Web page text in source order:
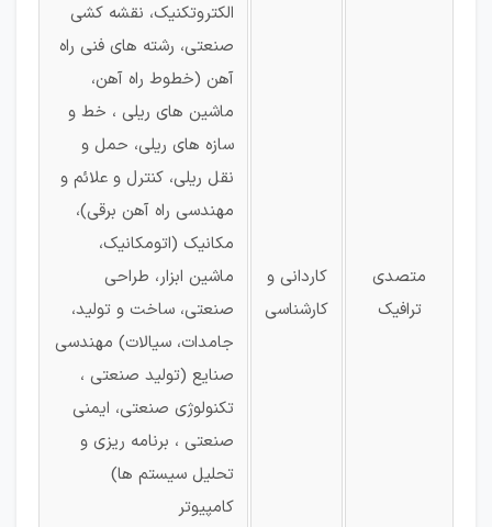
متصدی
ترافیک
کاردانی و
کارشناسی
الکتروتکنیک، نقشه کشی
صنعتی، رشته های فنی راه
آهن (خطوط راه آهن،
ماشین های ریلی ، خط و
سازه های ریلی، حمل و
نقل ریلی، کنترل و علائم و
مهندسی راه آهن برقی)،
مکانیک (اتومکانیک،
ماشین ابزار، طراحی
صنعتی، ساخت و تولید،
جامدات، سیالات) مهندسی
صنایع (تولید صنعتی ،
تکنولوژی صنعتی، ایمنی
صنعتی ، برنامه ریزی و
تحلیل سیستم ها)
کامپیوتر